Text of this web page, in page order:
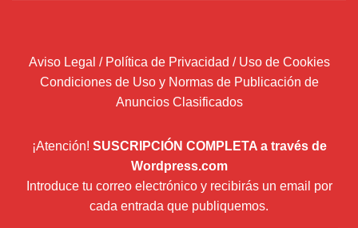
Aviso Legal / Política de Privacidad / Uso de Cookies
Condiciones de Uso y Normas de Publicación de
Anuncios Clasificados
¡Atención! SUSCRIPCIÓN COMPLETA a través de
Wordpress.com
Introduce tu correo electrónico y recibirás un email por
cada entrada que publiquemos.